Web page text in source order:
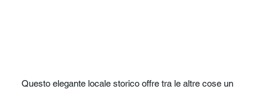
Questo elegante locale storico offre tra le altre cose un